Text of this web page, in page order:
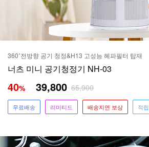
360˚전방향 공기 청정&H13 고성능 헤파필터 탑재
너츠 미니 공기청정기 NH-03
40% 39,800 65,900
무료배송 리미티드 배송지연 보상 적립